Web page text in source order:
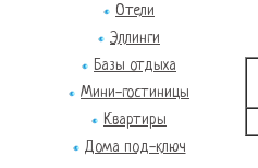
Отели
Эллинги
Базы отдыха
Мини-гостиницы
Квартиры
Дома под-ключ